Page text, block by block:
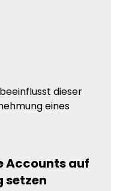
dieser
eines
Accounts auf
setzen